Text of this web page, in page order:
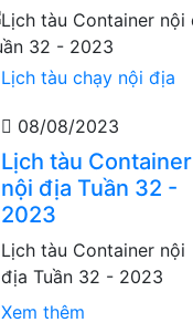
Lịch tàu chạy nội địa
08/08/2023
Lịch tàu Container
nội địa Tuần 32 -
2023
Lịch tàu Container nội
địa Tuần 32 - 2023
Xem thêm